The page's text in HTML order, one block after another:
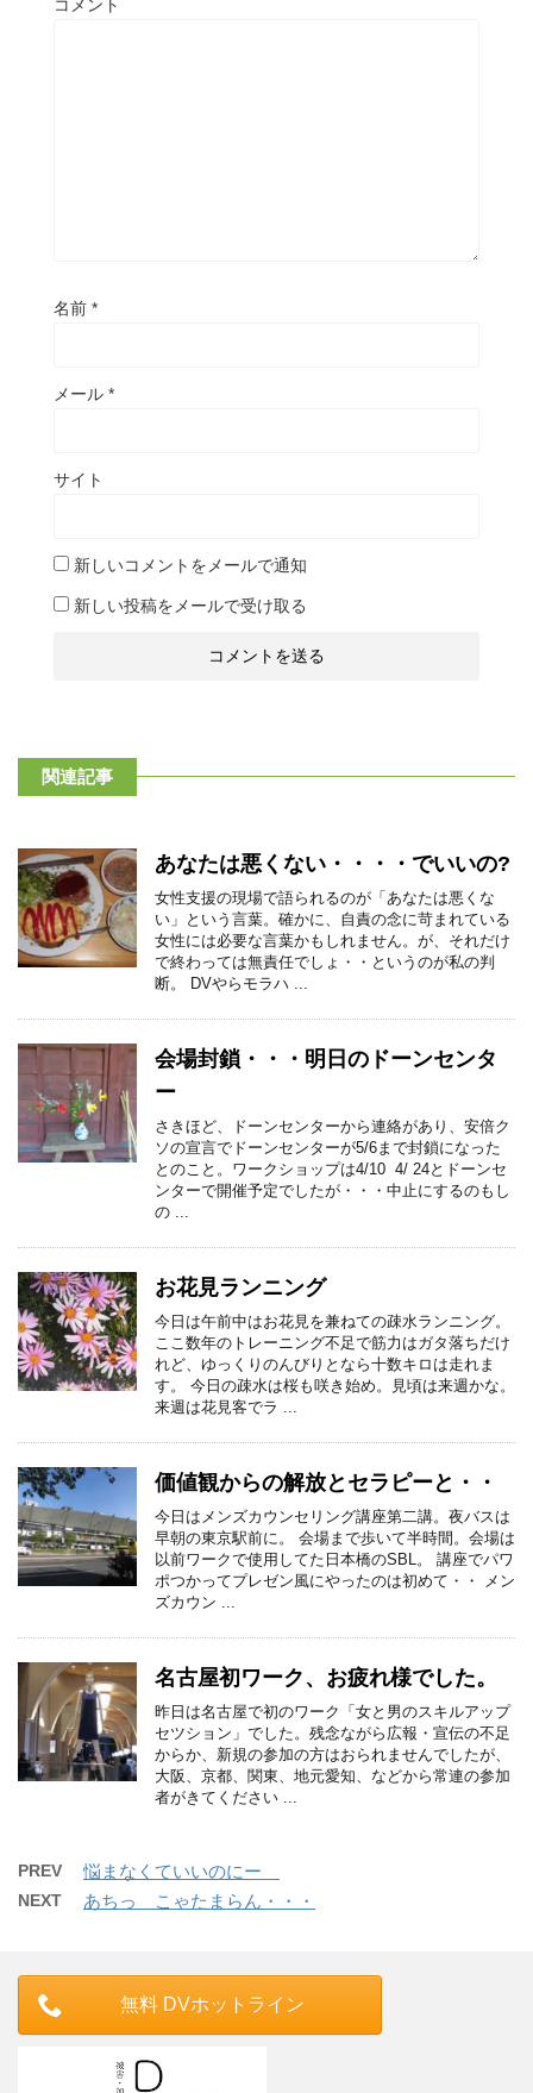
コメント
名前 *
メール *
サイト
新しいコメントをメールで通知
新しい投稿をメールで受け取る
関連記事
あなたは悪くない・・・・でいいの?
女性支援の現場で語られるのが「あなたは悪くな
い」という言葉。確かに、自責の念に苛まれている
女性には必要な言葉かもしれません。が、それだけ
で終わっては無責任でしょ・・というのが私の判
断。 DVやらモラハ ...
会場封鎖・・・明日のドーンセンタ
ー
さきほど、ドーンセンターから連絡があり、安倍ク
ソの宣言でドーンセンターが5/6まで封鎖になった
とのこと。ワークショップは4/10 4/ 24とドーンセ
ンターで開催予定でしたが・・・中止にするのもし
の ...
お花見ランニング
今日は午前中はお花見を兼ねての疎水ランニング。
ここ数年のトレーニング不足で筋力はガタ落ちだけ
れど、ゆっくりのんびりとなら十数キロは走れま
す。 今日の疎水は桜も咲き始め。見頃は来週かな。
来週は花見客でラ ...
価値観からの解放とセラピーと・・
今日はメンズカウンセリング講座第二講。夜バスは
早朝の東京駅前に。 会場まで歩いて半時間。会場は
以前ワークで使用してた日本橋のSBL。 講座でパワ
ポつかってプレゼン風にやったのは初めて・・ メン
ズカウン ...
名古屋初ワーク、お疲れ様でした。
昨日は名古屋で初のワーク「女と男のスキルアップ
セツション」でした。残念ながら広報・宣伝の不足
からか、新規の参加の方はおられませんでしたが、
大阪、京都、関東、地元愛知、などから常連の参加
者がきてください ...
PREV 悩まなくていいのにー
NEXT あちっ こゃたまらん・・・
無料 DVホットライン